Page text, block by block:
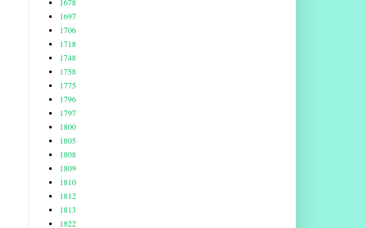
1697
1706
1718
1748
1758
1775
1796
1797
1800
1805
1808
1809
1810
1812
1813
1822